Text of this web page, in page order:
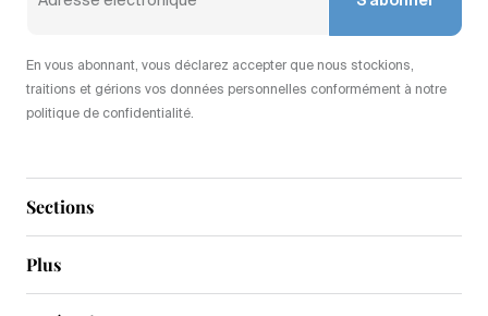
Sections
Plus
En vous abonnant, vous déclarez accepter que nous stockions,
traitions et gérions vos données personnelles conformément à notre
politique de confidentialité.